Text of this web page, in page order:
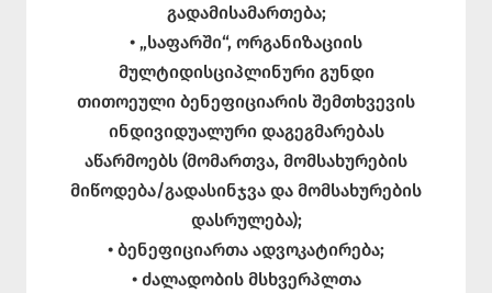
გადამისამართება;
• „საფარში“, ორგანიზაციის
მულტიდისციპლინური გუნდი
თითოეული ბენეფიციარის შემთხვევის
ინდივიდუალური დაგეგმარებას
აწარმოებს (მომართვა, მომსახურების
მიწოდება/გადასინჯვა და მომსახურების
დასრულება);
• ბენეფიციართა ადვოკატირება;
• ძალადობის მსხვერპლთა